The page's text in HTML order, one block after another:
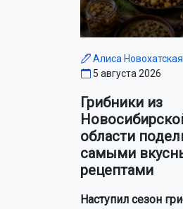
Алиса Новохатская
5 августа 2026
Грибники из
области
самыми
рецептами
Наступил сезон